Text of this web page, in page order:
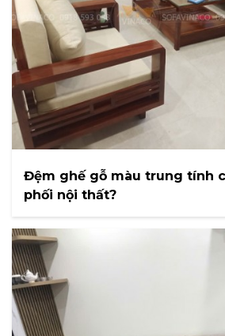
Đệm ghế gỗ màu trung tính
phối nội thất?